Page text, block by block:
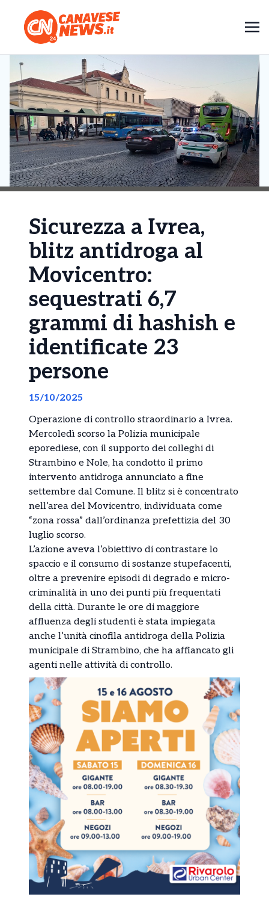
Sicurezza a Ivrea,
blitz antidroga al
Movicentro:
sequestrati 6,7
grammi di hashish e
identificate 23
persone
15/10/2025
Operazione di controllo straordinario a Ivrea.
Mercoledì scorso la Polizia municipale
eporediese, con il supporto dei colleghi di
Strambino e Nole, ha condotto il primo
intervento antidroga annunciato a fine
settembre dal Comune. Il blitz si è concentrato
nell’area del Movicentro, individuata come
“zona rossa” dall’ordinanza prefettizia del 30
luglio scorso.
L’azione aveva l’obiettivo di contrastare lo
spaccio e il consumo di sostanze stupefacenti,
oltre a prevenire episodi di degrado e micro-
criminalità in uno dei punti più frequentati
della città. Durante le ore di maggiore
affluenza degli studenti è stata impiegata
anche l’unità cinofila antidroga della Polizia
municipale di Strambino, che ha affiancato gli
agenti nelle attività di controllo.